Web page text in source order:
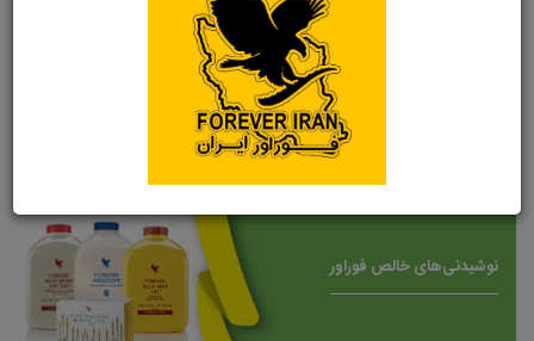
به ویژه در تولید محصولات بر پایه آلوئه‌ورا پیشرو است و این گیاه
معجزه‌آسا را به عنوان پایه اصلی بسیاری از محصولاتش استفاده می‌کند. ژل
آلوئه‌ورا که از ویژگی‌های مرطوب‌کنندگی، ضدالتهابی و التیام‌بخشی برخوردار است،
در ترکیبات محصولات فوراور از قبیل کرم‌ها، ژل‌ها و نوشیدنی‌های تقویتی استفاده
می‌شود. آلوئه‌ورا به پوست طراوت و شادابی می‌بخشد و می‌تواند به درمان
مشکلات پوستی مختلف کمک کند.
نوشیدنی‌های خالص فوراور